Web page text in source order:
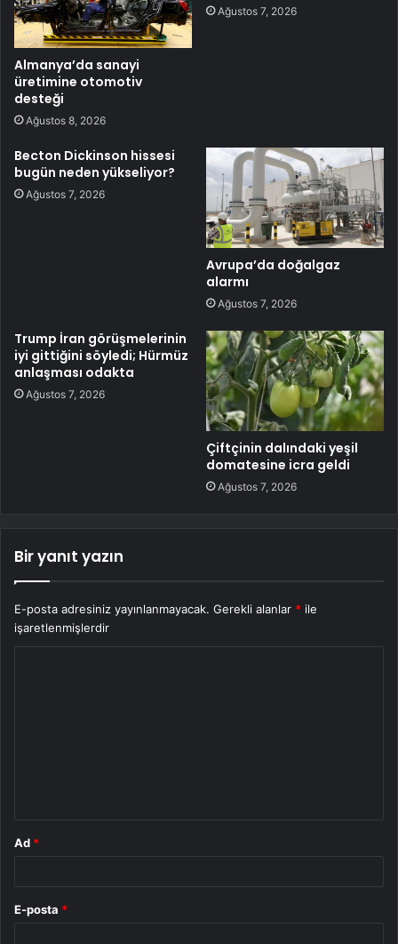
Almanya’da sanayi
üretimine otomotiv
desteği
Ağustos 8, 2026
Ağustos 7, 2026
Becton Dickinson hissesi
bugün neden yükseliyor?
Ağustos 7, 2026
Avrupa’da doğalgaz
alarmı
Ağustos 7, 2026
Trump İran görüşmelerinin
iyi gittiğini söyledi; Hürmüz
anlaşması odakta
Ağustos 7, 2026
Çiftçinin dalındaki yeşil
domatesine icra geldi
Ağustos 7, 2026
Bir yanıt yazın
E-posta adresiniz yayınlanmayacak. Gerekli alanlar * ile
işaretlenmişlerdir
Ad *
E-posta *